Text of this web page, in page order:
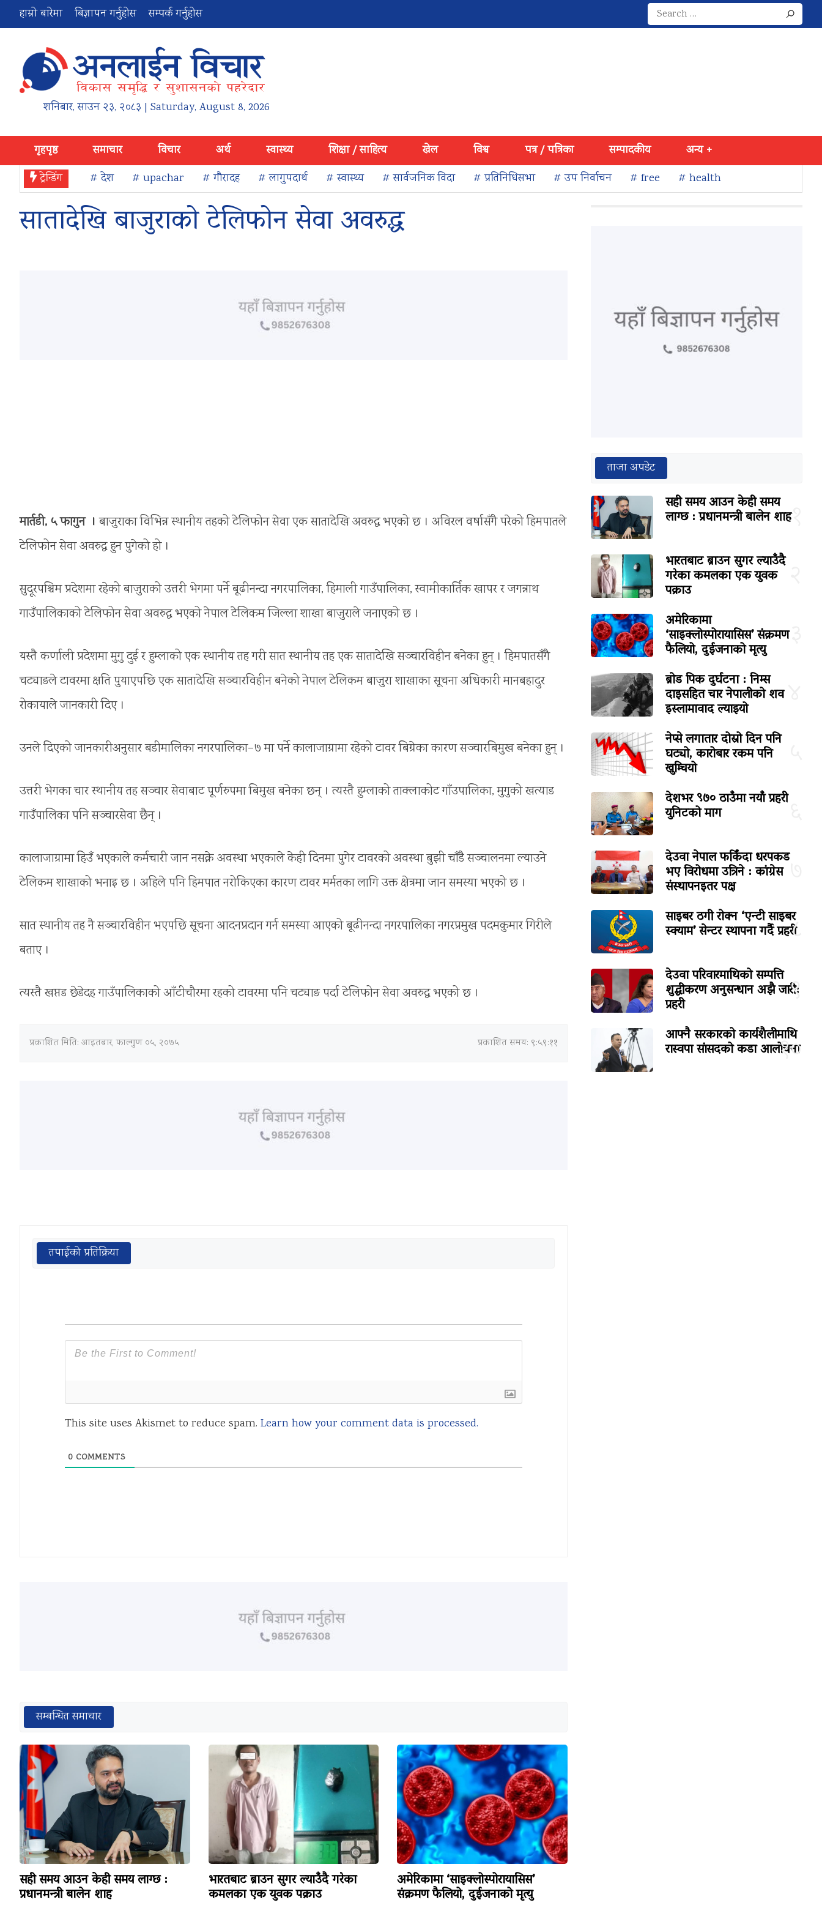
हाम्रो बारेमा बिज्ञापन गर्नुहोस सम्पर्क गर्नुहोस
Search
for:
शनिबार,साउन २३, २०८३ | Saturday, August 8, 2026
गृहपृष्ठ समाचार विचार अर्थ स्वास्थ्य शिक्षा / साहित्य खेल विश्व पत्र / पत्रिका सम्पादकीय
अन्य +
ट्रेन्डिंग
# देश # upachar # गौरादह # लागुपदार्थ # स्वास्थ्य # सार्वजनिक विदा # प्रतिनिधिसभा # उप निर्वाचन # free # health
सातादेखि बाजुराको टेलिफोन सेवा अवरुद्ध
मार्तडी, ५ फागुन । बाजुराका विभिन्न स्थानीय तहको टेलिफोन सेवा एक सातादेखि अवरुद्ध भएको छ । अविरल वर्षासँगै परेको हिमपातले
टेलिफोन सेवा अवरुद्ध हुन पुगेको हो ।
सुदूरपश्चिम प्रदेशमा रहेको बाजुराको उत्तरी भेगमा पर्ने बूढीनन्दा नगरपालिका, हिमाली गाउँपालिका, स्वामीकार्तिक खापर र जगन्नाथ
गाउँपालिकाको टेलिफोन सेवा अवरुद्ध भएको नेपाल टेलिकम जिल्ला शाखा बाजुराले जनाएको छ ।
यस्तै कर्णाली प्रदेशमा मुगु दुई र हुम्लाको एक स्थानीय तह गरी सात स्थानीय तह एक सातादेखि सञ्चारविहीन बनेका हुन् । हिमपातसँगै
चट्याङले टावरमा क्षति पुयाएपछि एक सातादेखि सञ्चारविहीन बनेको नेपाल टेलिकम बाजुरा शाखाका सूचना अधिकारी मानबहादुर
रोकायाले जानकारी दिए ।
उनले दिएको जानकारीअनुसार बडीमालिका नगरपालिका–७ मा पर्ने कालाजाग्रामा रहेको टावर बिग्रेका कारण सञ्चारबिमुख बनेका हुन् ।
उत्तरी भेगका चार स्थानीय तह सञ्चार सेवाबाट पूर्णरुपमा बिमुख बनेका छन् । त्यस्तै हुम्लाको ताक्लाकोट गाँउपालिका, मुगुको खत्याड
गाउँपालिका पनि सञ्चारसेवा छैन् ।
कालाजाग्रामा हिउँ भएकाले कर्मचारी जान नसक्ने अवस्था भएकाले केही दिनमा पुगेर टावरको अवस्था बुझी चाँडै सञ्चालनमा ल्याउने
टेलिकम शाखाको भनाइ छ । अहिले पनि हिमपात नरोकिएका कारण टावर मर्मतका लागि उक्त क्षेत्रमा जान समस्या भएको छ ।
सात स्थानीय तह नै सञ्चारविहीन भएपछि सूचना आदनप्रदान गर्न समस्या आएको बूढीनन्दा नगरपालिका नगरप्रमुख पदमकुमार गिरीले
बताए ।
त्यस्तै खप्तड छेडेदह गाउँपालिकाको आँटीचौरमा रहको टावरमा पनि चट्याङ पर्दा टेलिफोन सेवा अवरुद्ध भएको छ ।
प्रकाशित मिति: आइतबार, फाल्गुण ०५, २०७५ प्रकाशित समय: ९:५९:११
तपाईको प्रतिक्रिया
This site uses Akismet to reduce spam. Learn how your comment data is processed.
0 COMMENTS
सम्बन्धित समाचार
सही समय आउन केही समय लाग्छ :
प्रधानमन्त्री बालेन शाह
भारतबाट ब्राउन सुगर ल्याउँदै गरेका
कमलका एक युवक पक्राउ
अमेरिकामा ‘साइक्लोस्पोरायासिस’
संक्रमण फैलियो, दुईजनाको मृत्यु
ताजा अपडेट
१
सही समय आउन केही समय
लाग्छ : प्रधानमन्त्री बालेन शाह
भारतबाट ब्राउन सुगर ल्याउँदै
गरेका कमलका एक युवक
पक्राउ
३
अमेरिकामा
‘साइक्लोस्पोरायासिस’ संक्रमण
फैलियो, दुईजनाको मृत्यु
ब्रोड पिक दुर्घटना : निम्स
दाइसहित चार नेपालीको शव
इस्लामावाद ल्याइयो
नेप्से लगातार दोस्रो दिन पनि
घट्यो, कारोबार रकम पनि
खुम्चियो
देशभर ९७० ठाउँमा नयाँ प्रहरी
युनिटको माग
७
देउवा नेपाल फर्किंदा धरपकड
भए विरोधमा उत्रिने : कांग्रेस
संस्थापनइतर पक्ष
८
साइबर ठगी रोक्न ‘एन्टी साइबर
स्क्याम’ सेन्टर स्थापना गर्दै प्रहरी
९
देउवा परिवारमाथिको सम्पत्ति
शुद्धीकरण अनुसन्धान अझै जारी:
प्रहरी
१०
आफ्नै सरकारको कार्यशैलीमाथि
रास्वपा सांसदको कडा आलोचना